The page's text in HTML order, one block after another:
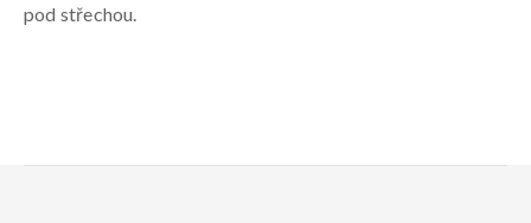
pod střechou.